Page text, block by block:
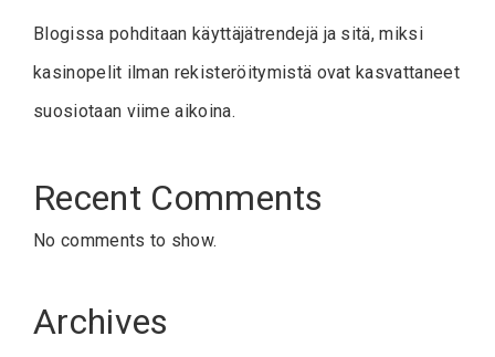
Blogissa pohditaan käyttäjätrendejä ja sitä, miksi
kasinopelit ilman rekisteröitymistä ovat kasvattaneet
suosiotaan viime aikoina.
Recent Comments
No comments to show.
Archives